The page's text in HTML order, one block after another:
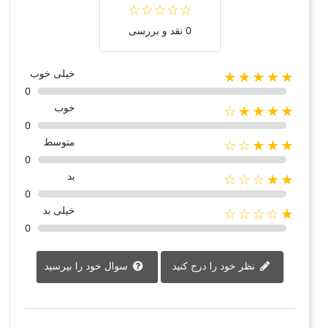
0 نقد و بررسی
★★★★★
خیلی خوب
0
★★★★☆
خوب
0
★★★☆☆
متوسط
0
★★☆☆☆
بد
0
★☆☆☆☆
خیلی بد
0
سوال خود را بپرسید